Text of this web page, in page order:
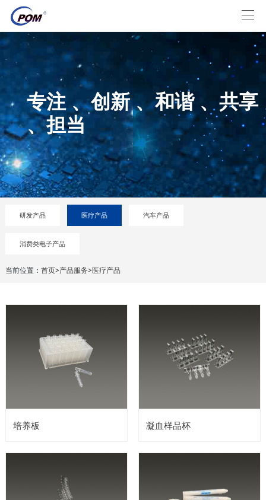
专注 、创新 、和谐 、共享
、担当
研发产品 医疗产品 汽车产品
消费类电子产品
当前位置： 首页>产品服务>医疗产品
培养板 凝血样品杯